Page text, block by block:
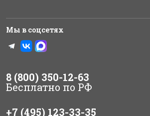
Мы в соцсетях
8 (800) 350-12-63
Бесплатно по РФ
+7 (495) 123-33-35